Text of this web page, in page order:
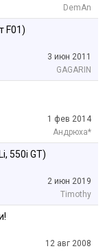
DemAn
F01)
3 июн 2011
GAGARIN
1 фев 2014
Андрюха*
550i GT)
2 июн 2019
Timothy
12 авг 2008